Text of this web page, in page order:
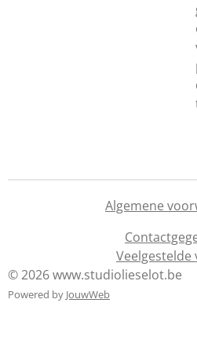
Algemene
Veelgestelde
© 2026 www.studiolieselot.be
Powered by JouwWeb